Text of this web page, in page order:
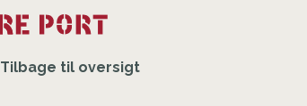
Tilbage til oversigt